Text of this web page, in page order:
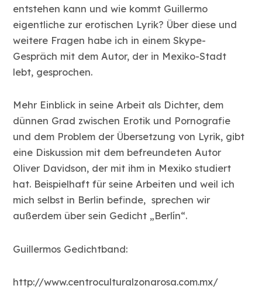
entstehen kann und wie kommt Guillermo
eigentliche zur erotischen Lyrik? Über diese und
weitere Fragen habe ich in einem Skype-
Gespräch mit dem Autor, der in Mexiko-Stadt
lebt, gesprochen.
Mehr Einblick in seine Arbeit als Dichter, dem
dünnen Grad zwischen Erotik und Pornografie
und dem Problem der Übersetzung von Lyrik, gibt
eine Diskussion mit dem befreundeten Autor
Oliver Davidson, der mit ihm in Mexiko studiert
hat. Beispielhaft für seine Arbeiten und weil ich
mich selbst in Berlin befinde, sprechen wir
außerdem über sein Gedicht „Berlín“.
Guillermos Gedichtband:
http://www.centroculturalzonarosa.com.mx/